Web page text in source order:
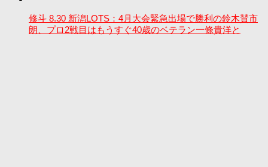
修斗 8.30 新潟LOTS：4月大会緊急出場で勝利の鈴木賛市
朗、プロ2戦目はもうすぐ40歳のベテラン一條貴洋と